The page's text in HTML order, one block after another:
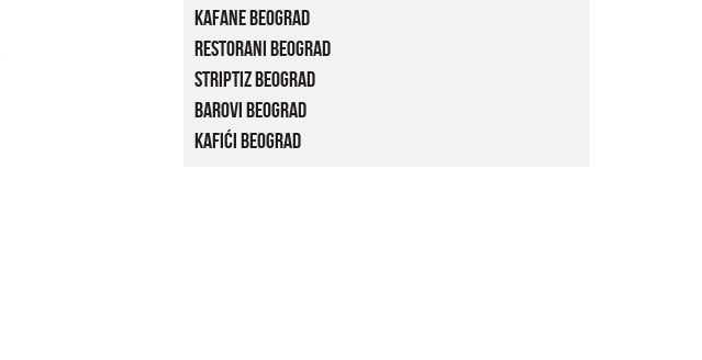
Kafane Beograd
Restorani Beograd
Striptiz Beograd
Barovi Beograd
Kafići Beograd